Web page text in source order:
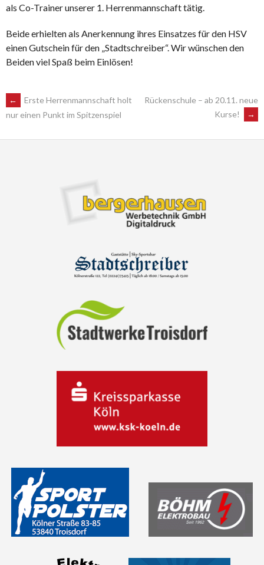
als Co-Trainer unserer 1. Herrenmannschaft tätig.
Beide erhielten als Anerkennung ihres Einsatzes für den HSV
einen Gutschein für den „Stadtschreiber“. Wir wünschen den
Beiden viel Spaß beim Einlösen!
POST
NAVIGATION
←
Erste Herrenmannschaft holt
nur einen Punkt im Spitzenspiel
Rückenschule – ab 20.11. neue
Kurse!
→